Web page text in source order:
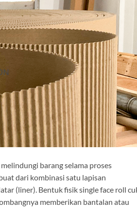
barang selama proses
dari kombinasi satu lapisan
(liner). Bentuk fisik single face roll
memberikan bantalan atau